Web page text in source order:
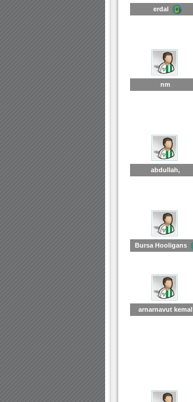
erdal
nm
abdullah,
Bursa Hooligans
arnarnavut kemal